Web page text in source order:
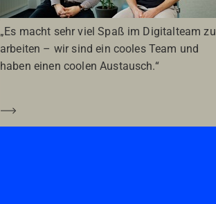
„Es macht sehr viel Spaß im Digitalteam zu
arbeiten – wir sind ein cooles Team und
haben einen coolen Austausch.“